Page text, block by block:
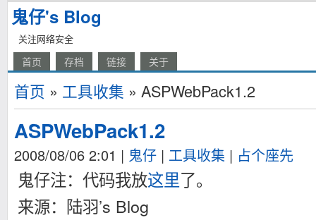
鬼仔's Blog
关注网络安全
首页 存档 链接 关于
首页 » 工具收集 » ASPWebPack1.2
ASPWebPack1.2
2008/08/06 2:01 | 鬼仔 | 工具收集 | 占个座先
鬼仔注：代码我放这里了。
来源：陆羽’s Blog